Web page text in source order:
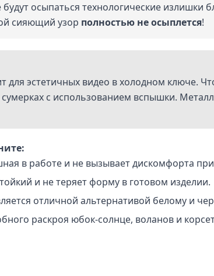
осыпаться технологические излишки
сияющий узор полностью не осыплется!
эстетичных видео в холодном ключе.
с использованием вспышки.
в работе и не вызывает дискомфорта
и не теряет форму в готовом изделии.
отличной альтернативой белому и
раскроя юбок-солнце, воланов и